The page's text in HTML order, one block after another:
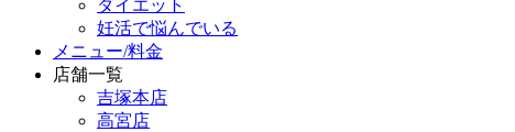
ダイエット
妊活で悩んでいる
メニュー/料金
店舗一覧
吉塚本店
高宮店